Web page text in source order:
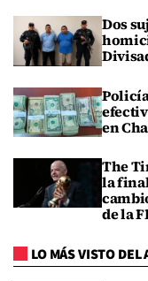
Dos
en
The
la
de la
LO MÁS VISTO DEL